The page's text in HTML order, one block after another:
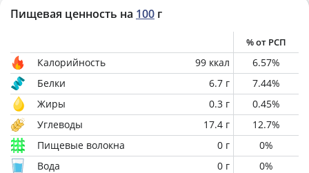
Пищевая ценность на 100 г
% от РСП
Калорийность 99 ккал 6.57%
Белки
6.7 г 7.44%
Жиры
0.3 г 0.45%
Углеводы
17.4 г 12.7%
Пищевые волокна
0 г 0%
Вода
0 г 0%